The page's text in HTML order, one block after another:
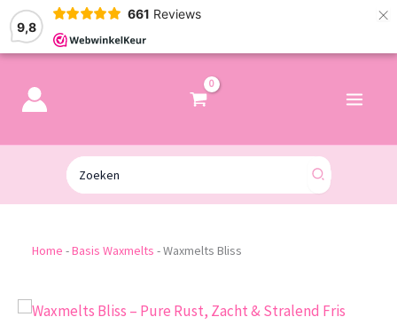
9,8
661 Reviews ×
Zoeken
naar:
Home -Basis Waxmelts -Waxmelts Bliss
Waxmelts